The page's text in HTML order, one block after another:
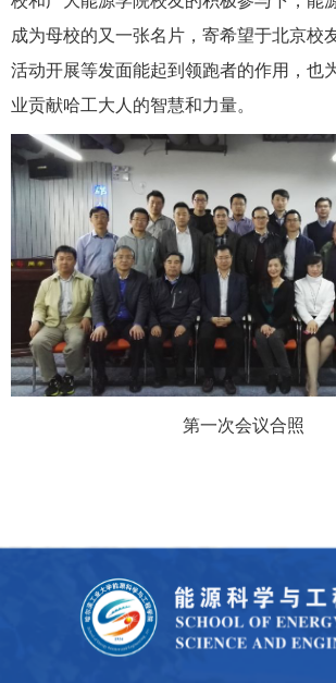
成为母校的又一张名片，寄希望于北京校
活动开展等发面能起到领跑者的作用 ， 也
业贡献哈工大人的智慧和力量。
第一次会议合照